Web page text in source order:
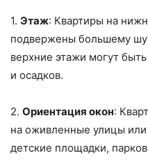
1. Этаж: Квартиры на
подвержены большему
верхние этажи могут
и осадков.
2. Ориентация окон:
на оживленные улицы
детские площадки,